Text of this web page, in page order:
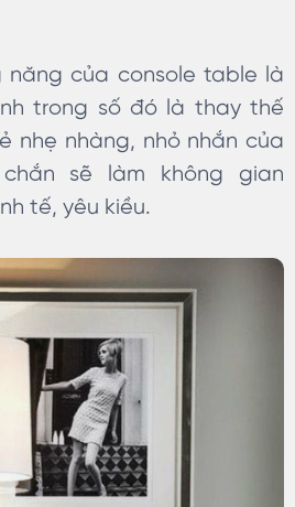
năng của console table là
trong số đó là thay thế
nhẹ nhàng, nhỏ nhắn của
sẽ làm không gian
tế, yêu kiều.